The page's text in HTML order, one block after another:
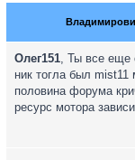
Олег151, Ты все еще
ник тогла был mist11
половина форума
ресурс мотора